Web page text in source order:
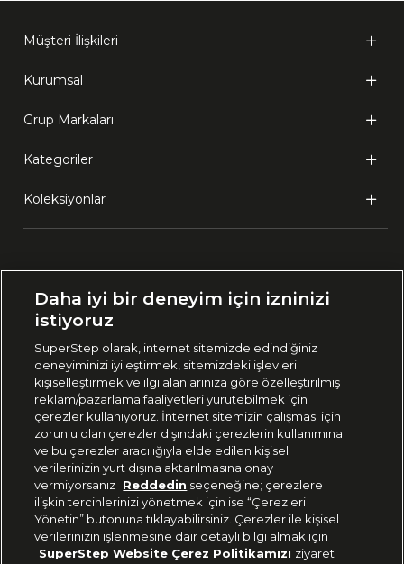
Müşteri İlişkileri
Kurumsal
Grup Markaları
Kategoriler
Koleksiyonlar
🇹🇷 Türkiye
444 37 36
Uygulamadan Takip Edin
Bizi Takip Edin
Daha iyi bir deneyim için izninizi
istiyoruz
SuperStep olarak, internet sitemizde edindiğiniz
deneyiminizi iyileştirmek, sitemizdeki işlevleri
kişiselleştirmek ve ilgi alanlarınıza göre özelleştirilmiş
reklam/pazarlama faaliyetleri yürütebilmek için
çerezler kullanıyoruz. İnternet sitemizin çalışması için
zorunlu olan çerezler dışındaki çerezlerin kullanımına
ve bu çerezler aracılığıyla elde edilen kişisel
verilerinizin yurt dışına aktarılmasına onay
vermiyorsanız Reddedin seçeneğine; çerezlere
ilişkin tercihlerinizi yönetmek için ise “Çerezleri
Yönetin” butonuna tıklayabilirsiniz. Çerezler ile kişisel
verilerinizin işlenmesine dair detaylı bilgi almak için
SuperStep Website Çerez Politikamızı ziyaret